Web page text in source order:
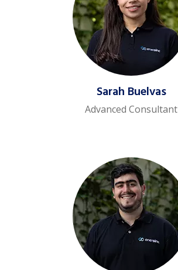
Sarah Buelvas
Advanced Consultant